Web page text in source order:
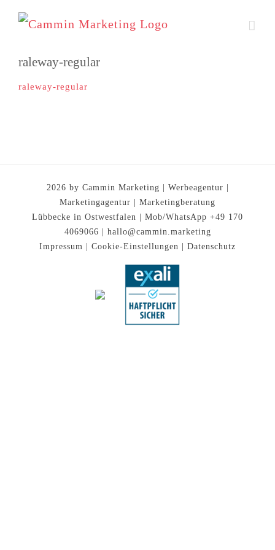
Zum
springen
raleway-regular
raleway-regular
2026 by Cammin Marketing | Werbeagentur |
Marketingagentur | Marketingberatung
Lübbecke in Ostwestfalen | Mob/WhatsApp +49 170
4069066 | hallo@cammin.marketing
Impressum
Cookie-Einstellungen Datenschutz